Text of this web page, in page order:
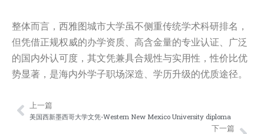
整体而言，西雅图城市大学虽不侧重传统学术科研排名，
但凭借正规权威的办学资质、高含金量的专业认证、广泛
的国内外认可度，其文凭兼具合规性与实用性，性价比优
势显著，是海内外学子职场深造、学历升级的优质途径。
Prev
上一篇
美国西新墨西哥大学文凭-Western New Mexico University diploma
下一篇